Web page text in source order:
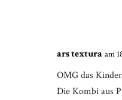
ars textura am
OMG das
Die Kombi aus